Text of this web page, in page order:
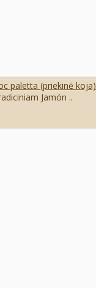
paletta (priekinė koja)
Jamón ..